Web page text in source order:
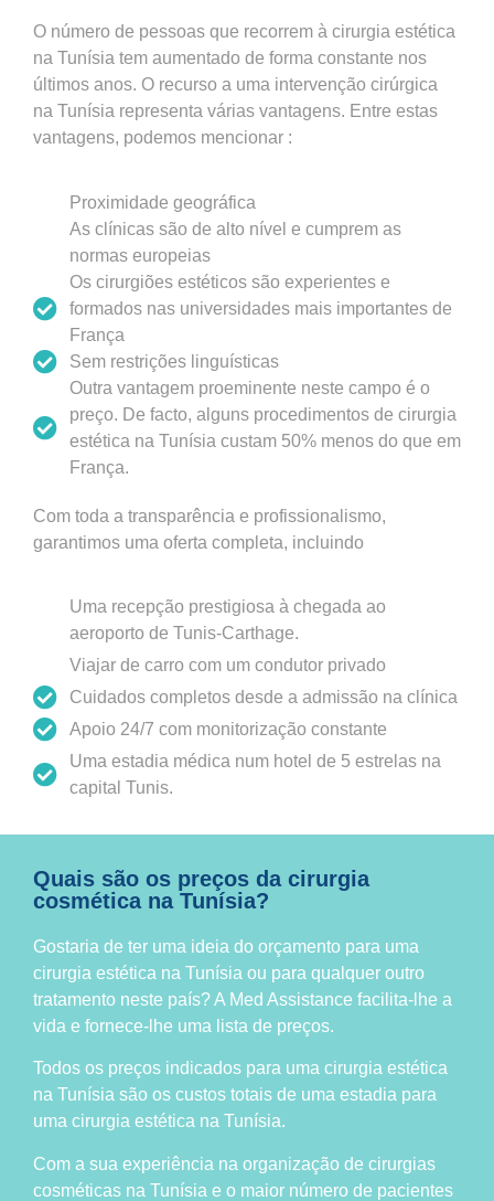
O número de pessoas que recorrem à cirurgia estética
na Tunísia tem aumentado de forma constante nos
últimos anos. O recurso a uma intervenção cirúrgica
na Tunísia representa várias vantagens. Entre estas
vantagens, podemos mencionar :
Proximidade geográfica
As clínicas são de alto nível e cumprem as
normas europeias
Os cirurgiões estéticos são experientes e
formados nas universidades mais importantes de
França
Sem restrições linguísticas
Outra vantagem proeminente neste campo é o
preço. De facto, alguns procedimentos de cirurgia
estética na Tunísia custam 50% menos do que em
França.
Com toda a transparência e profissionalismo,
garantimos uma oferta completa, incluindo
Uma recepção prestigiosa à chegada ao
aeroporto de Tunis-Carthage.
Viajar de carro com um condutor privado
Cuidados completos desde a admissão na clínica
Apoio 24/7 com monitorização constante
Uma estadia médica num hotel de 5 estrelas na
capital Tunis.
Quais são os preços da cirurgia
cosmética na Tunísia?
Gostaria de ter uma ideia do orçamento para uma
cirurgia estética na Tunísia ou para qualquer outro
tratamento neste país? A Med Assistance facilita-lhe a
vida e fornece-lhe uma lista de preços.
Todos os preços indicados para uma cirurgia estética
na Tunísia são os custos totais de uma estadia para
uma cirurgia estética na Tunísia.
Com a sua experiência na organização de cirurgias
cosméticas na Tunísia e o maior número de pacientes